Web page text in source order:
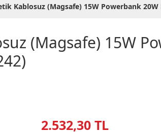
Kablosuz (Magsafe) 15W Powerbank 20W
(Magsafe) 15W
2.532,30 TL